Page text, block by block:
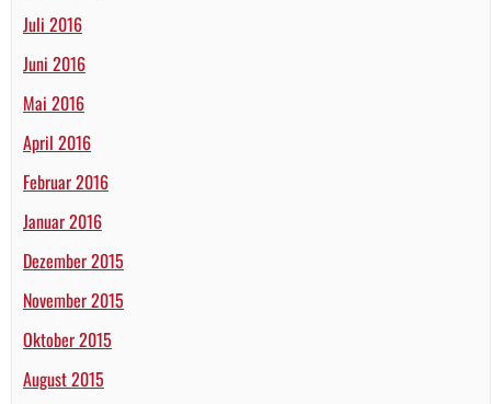
Juli 2016
Juni 2016
Mai 2016
April 2016
Februar 2016
Januar 2016
Dezember 2015
November 2015
Oktober 2015
August 2015